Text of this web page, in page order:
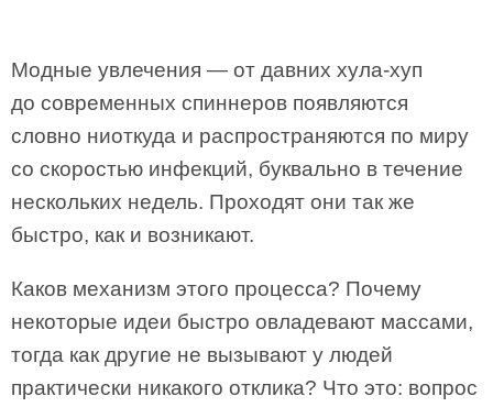
Модные увлечения — от давних хула-хуп
до современных спиннеров появляются
словно ниоткуда и распространяются по миру
со скоростью инфекций, буквально в течение
нескольких недель. Проходят они так же
быстро, как и возникают.
Каков механизм этого процесса? Почему
некоторые идеи быстро овладевают массами,
тогда как другие не вызывают у людей
практически никакого отклика? Что это: вопрос